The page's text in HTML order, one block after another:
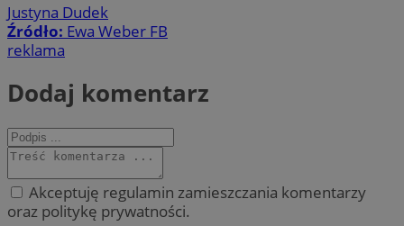
Justyna Dudek
Źródło: Ewa Weber FB
reklama
Dodaj komentarz
Akceptuję regulamin zamieszczania komentarzy
oraz politykę prywatności.